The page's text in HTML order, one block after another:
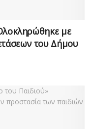
με
του Δήμου